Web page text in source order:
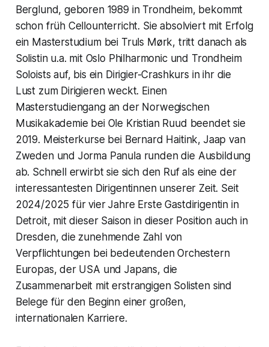
Berglund, geboren 1989 in Trondheim, bekommt
schon früh Cellounterricht. Sie absolviert mit Erfolg
ein Masterstudium bei Truls Mørk, tritt danach als
Solistin u.a. mit Oslo Philharmonic und Trondheim
Soloists auf, bis ein Dirigier-Crashkurs in ihr die
Lust zum Dirigieren weckt. Einen
Masterstudiengang an der Norwegischen
Musikakademie bei Ole Kristian Ruud beendet sie
2019. Meisterkurse bei Bernard Haitink, Jaap van
Zweden und Jorma Panula runden die Ausbildung
ab. Schnell erwirbt sie sich den Ruf als eine der
interessantesten Dirigentinnen unserer Zeit. Seit
2024/2025 für vier Jahre Erste Gastdirigentin in
Detroit, mit dieser Saison in dieser Position auch in
Dresden, die zunehmende Zahl von
Verpflichtungen bei bedeutenden Orchestern
Europas, der USA und Japans, die
Zusammenarbeit mit erstrangigen Solisten sind
Belege für den Beginn einer großen,
internationalen Karriere.